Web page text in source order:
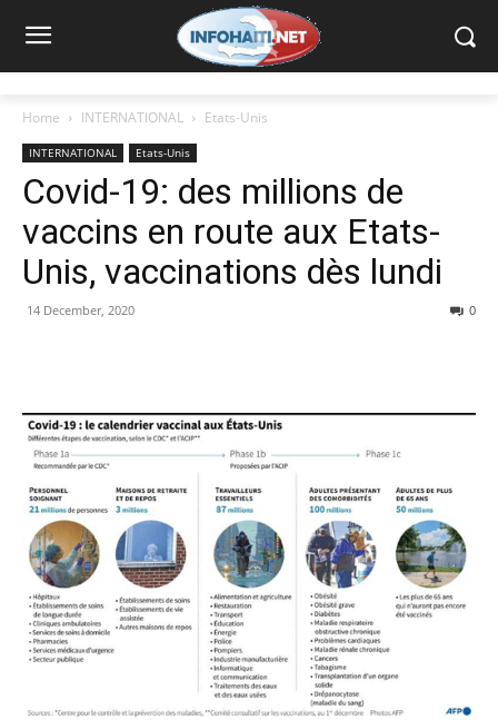
Home INTERNATIONAL Etats-Unis
INTERNATIONAL Etats-Unis
Covid-19: des millions de
vaccins en route aux Etats-
Unis, vaccinations dès lundi
14 December, 2020 0